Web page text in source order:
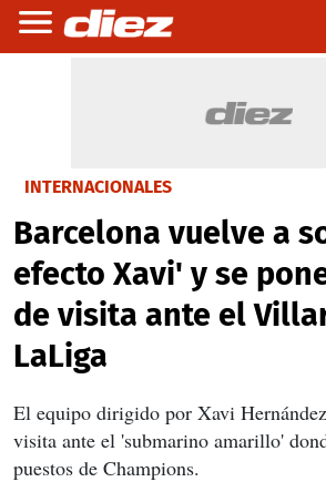
INTERNACIONALES
Barcelona vuelve a
efecto Xavi' y se
de visita ante el
LaLiga
El equipo dirigido por Xavi
visita ante el 'submarino amarillo'
puestos de Champions.